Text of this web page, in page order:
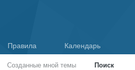
Созданные мной темы Поиск
Правила Календарь